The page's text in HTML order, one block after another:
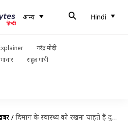
अन्य Hindi
नरेंद्र मोदी
राहुल गांधी
/ दिमाग के स्वास्थ्य को रखना चाहते हैं दुरुस्त? डाइट में शामिल करें ये 5 पौष्टिक जूस